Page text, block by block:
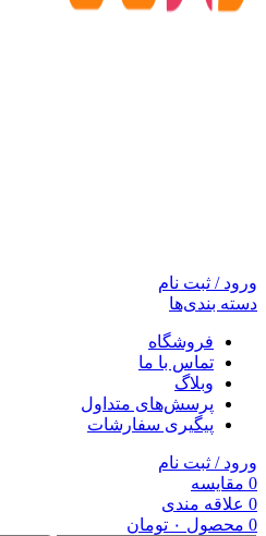
ورود / ثبت نام
دسته بندی‌ها
فروشگاه
تماس با ما
وبلاگ
پرسش‌های متداول
پیگیری سفارشات
ورود / ثبت نام
0 مقایسه
0 علاقه مندی
0 محصول ۰ تومان